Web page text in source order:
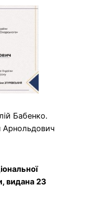
Бабенко.
Арнольдович
видана 23